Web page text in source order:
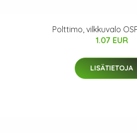
Polttimo, vilkkuvalo
1.07 EUR
LISÄTIETOJA